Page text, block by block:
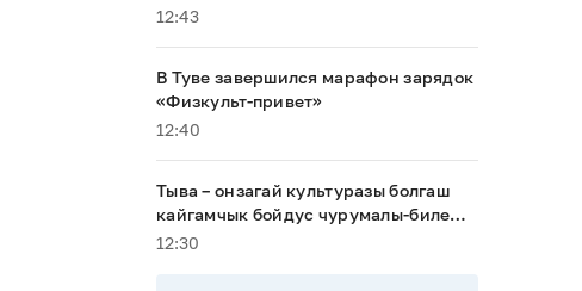
«Защитники Отечества»
12:43
В Туве завершился марафон зарядок
«Физкульт-привет»
12:40
Тыва – онзагай культуразы болгаш
кайгамчык бойдус чурумалы-биле
туристерни хаара тудуп турар
12:30